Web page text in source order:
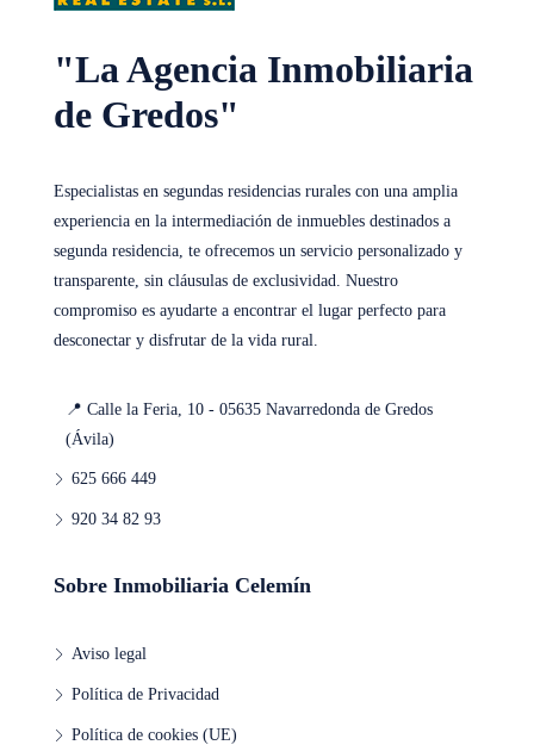
"La Agencia Inmobiliaria
de Gredos"
Especialistas en segundas residencias rurales con una amplia
experiencia en la intermediación de inmuebles destinados a
segunda residencia, te ofrecemos un servicio personalizado y
transparente, sin cláusulas de exclusividad. Nuestro
compromiso es ayudarte a encontrar el lugar perfecto para
desconectar y disfrutar de la vida rural.
📍 Calle la Feria, 10 - 05635 Navarredonda de Gredos
(Ávila)
625 666 449
920 34 82 93
Sobre Inmobiliaria Celemín
Aviso legal
Política de Privacidad
Política de cookies (UE)